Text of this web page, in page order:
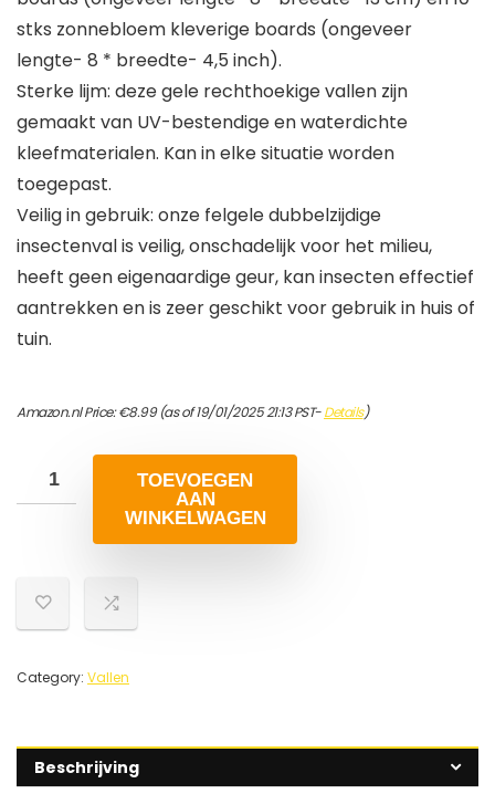
stks zonnebloem kleverige boards (ongeveer
lengte- 8 * breedte- 4,5 inch).
Sterke lijm: deze gele rechthoekige vallen zijn
gemaakt van UV-bestendige en waterdichte
kleefmaterialen. Kan in elke situatie worden
toegepast.
Veilig in gebruik: onze felgele dubbelzijdige
insectenval is veilig, onschadelijk voor het milieu,
heeft geen eigenaardige geur, kan insecten effectief
aantrekken en is zeer geschikt voor gebruik in huis of
tuin.
Amazon.nl Price:€8.99(as of 19/01/2025 21:13 PST-Details)
TOEVOEGEN
AAN
WINKELWAGEN
Category: Vallen
Beschrijving